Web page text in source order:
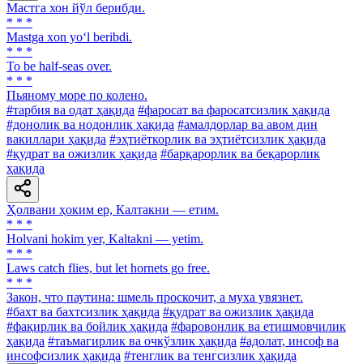
Мастга хон йўл берибди.
* * *
Mastga xon yo‘l beribdi.
* * *
To be half-seas over.
* * *
Пьяному море по колено.
#тарбия ва одат ҳақида #фаросат ва фаросатсизлик ҳақида
#донолик ва нодонлик ҳақида #амалдорлар ва авом дин
вакиллари ҳақида #эҳтиёткорлик ва эҳтиётсизлик ҳақида
#қудрат ва ожизлик ҳақида #барқарорлик ва беқарорлик
ҳақида
Ҳолвани ҳоким ер, Калтакни — етим.
* * *
Holvani hokim yer, Kaltakni — yetim.
* * *
Laws catch flies, but let hornets go free.
* * *
Закон, что паутина: шмель проскочит, а муха увязнет.
#бахт ва бахтсизлик ҳақида #қудрат ва ожизлик ҳақида
#фақирлик ва бойлик ҳақида #фаровонлик ва етишмовчилик
ҳақида #таъмагирлик ва очкўзлик ҳақида #адолат, инсоф ва
инсофсизлик ҳақида #тенглик ва тенгсизлик ҳақида